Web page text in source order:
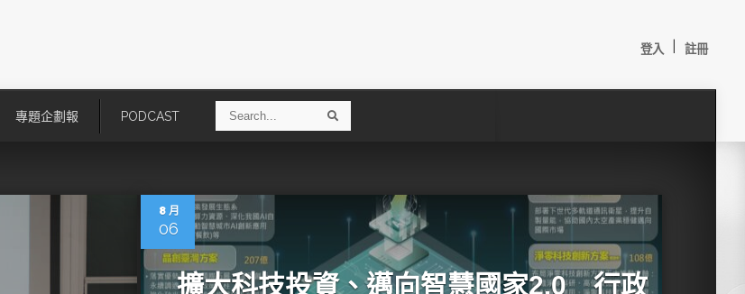
登入 註冊
專題企劃報 PODCAST
a
8 月
06
擴大科技投資、邁向智慧國家2.0 行政